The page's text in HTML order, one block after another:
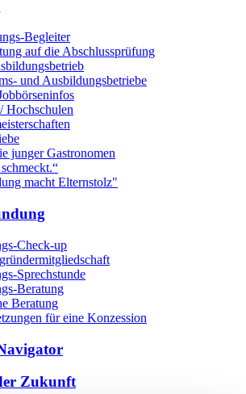
Begleiter
auf die Abschlussprüfung
und Ausbildungsbetriebe
Hochschulen
junger Gastronomen
macht Elternstolz"
Check-up
Sprechstunde
Beratung
Beratung
für eine Konzession
Zukunft